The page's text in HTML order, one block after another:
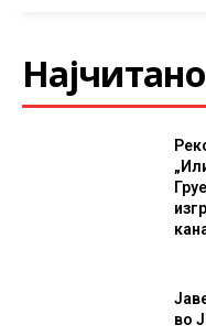
Најчитано
во